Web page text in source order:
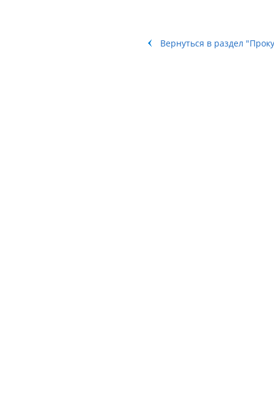
Вернуться в раздел